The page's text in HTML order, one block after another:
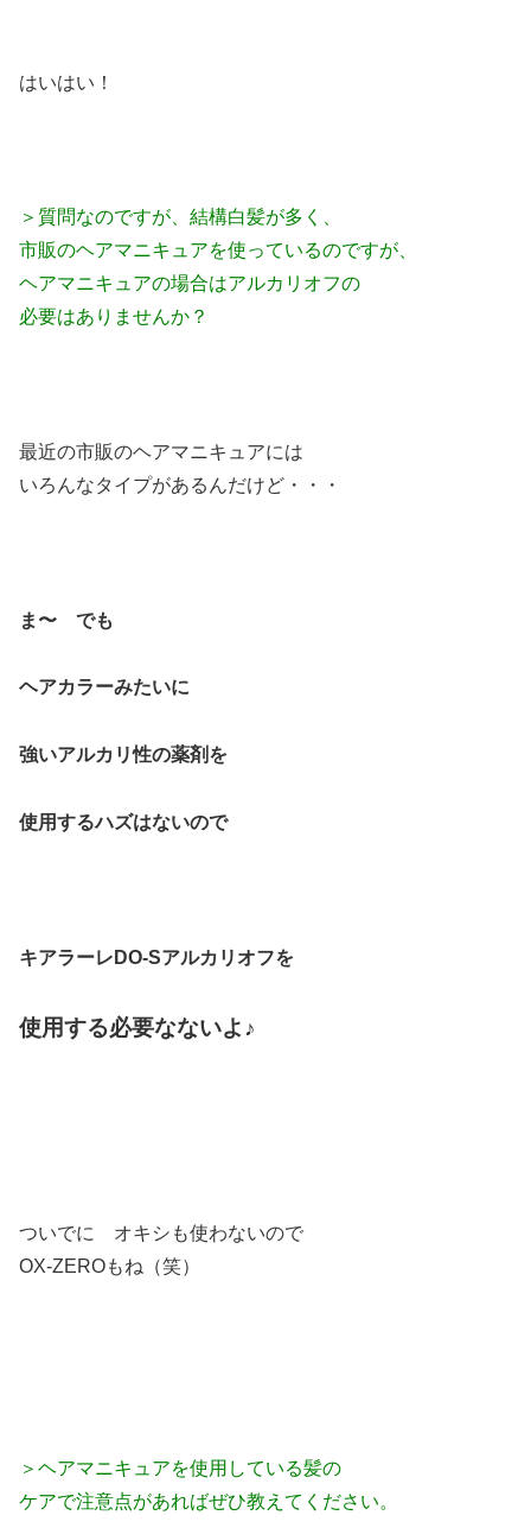
はいはい！
＞質問なのですが、結構白髪が多く、
市販のヘアマニキュアを使っているのですが、
ヘアマニキュアの場合はアルカリオフの
必要はありませんか？
最近の市販のヘアマニキュアには
いろんなタイプがあるんだけど・・・
ま〜 でも
ヘアカラーみたいに
強いアルカリ性の薬剤を
使用するハズはないので
キアラーレDO-Sアルカリオフを
使用する必要なないよ♪
ついでに オキシも使わないので
OX-ZEROもね（笑）
＞ヘアマニキュアを使用している髪の
ケアで注意点があればぜひ教えてください。